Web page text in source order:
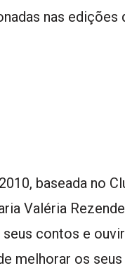
nas edições
baseada no
Valéria
contos e
melhorar os